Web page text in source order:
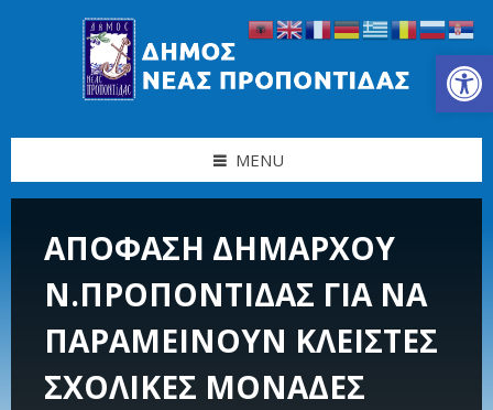
Ανοίξτε τη γραμμή εργαλείων
MENU
ΑΠΟΦΑΣΗ ΔΗΜΑΡΧΟΥ
Ν.ΠΡΟΠΟΝΤΙΔΑΣ ΓΙΑ ΝΑ
ΠΑΡΑΜΕΙΝΟΥΝ ΚΛΕΙΣΤΕΣ
ΣΧΟΛΙΚΕΣ ΜΟΝΑΔΕΣ